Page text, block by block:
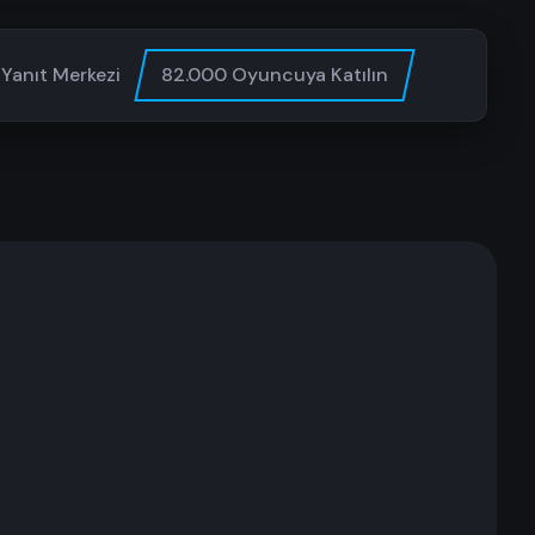
Yanıt Merkezi 82.000 Oyuncuya Katılın